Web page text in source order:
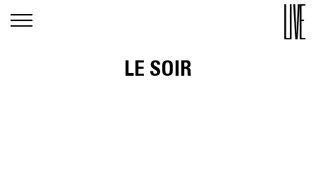
LE SOIR